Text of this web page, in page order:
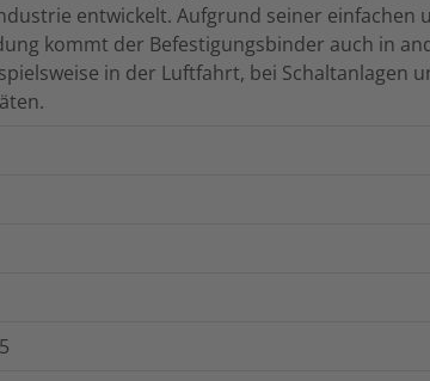
entwickelt. Aufgrund seiner einfachen
kommt der Befestigungsbinder auch in
in der Luftfahrt, bei Schaltanlagen